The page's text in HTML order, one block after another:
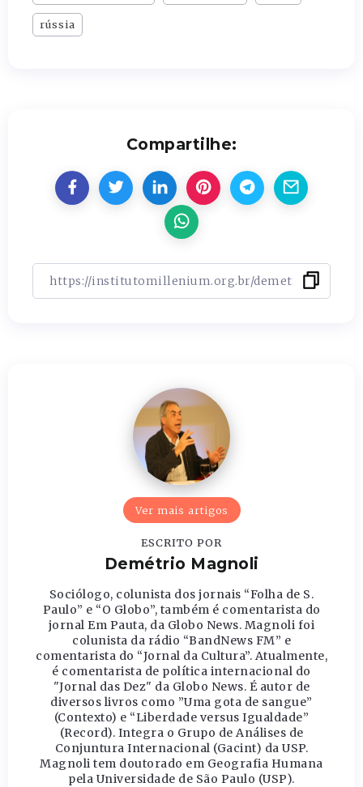
rússia
Compartilhe:
Ver mais artigos
ESCRITO POR
Demétrio Magnoli
Sociólogo, colunista dos jornais “Folha de S.
Paulo” e “O Globo”, também é comentarista do
jornal Em Pauta, da Globo News. Magnoli foi
colunista da rádio “BandNews FM” e
comentarista do “Jornal da Cultura”. Atualmente,
é comentarista de política internacional do
"Jornal das Dez" da Globo News. É autor de
diversos livros como ”Uma gota de sangue”
(Contexto) e “Liberdade versus Igualdade”
(Record). Integra o Grupo de Análises de
Conjuntura Internacional (Gacint) da USP.
Magnoli tem doutorado em Geografia Humana
pela Universidade de São Paulo (USP).